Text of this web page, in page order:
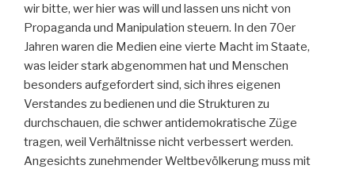
wir bitte, wer hier was will und lassen uns nicht von
Propaganda und Manipulation steuern. In den 70er
Jahren waren die Medien eine vierte Macht im Staate,
was leider stark abgenommen hat und Menschen
besonders aufgefordert sind, sich ihres eigenen
Verstandes zu bedienen und die Strukturen zu
durchschauen, die schwer antidemokratische Züge
tragen, weil Verhältnisse nicht verbessert werden.
Angesichts zunehmender Weltbevölkerung muss mit